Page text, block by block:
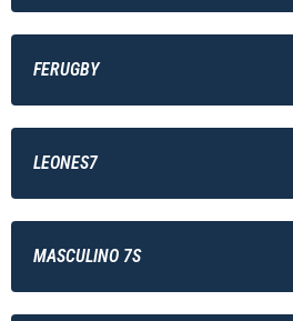
FERUGBY
LEONES7
MASCULINO 7S